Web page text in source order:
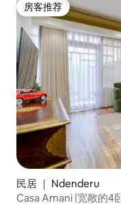
房客推荐
房客推荐
民居 ｜ Ndenderu
Casa Amani |宽敞的4